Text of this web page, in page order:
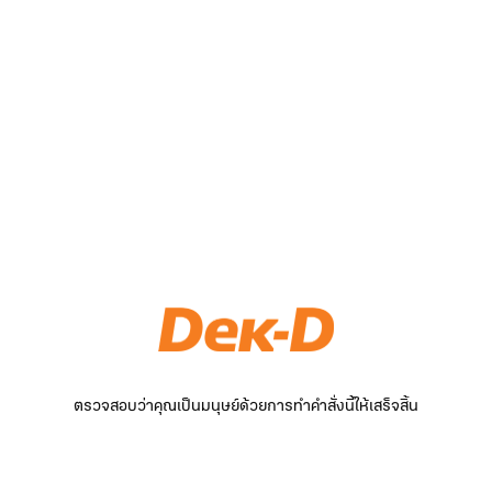
ตรวจสอบว่าคุณเป็นมนุษย์ด้วยการทำคำสั่งนี้ให้เสร็จสิ้น